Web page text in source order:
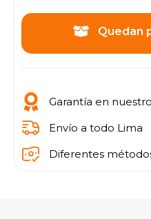
Quedan
Garantía en
Envío a todo Lima
Diferentes